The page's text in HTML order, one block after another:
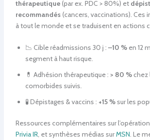
thérapeutique(par ex. PDC > 80%) et
recommandés (cancers, vaccinations). Ces
à tout le monde et se traduisent en actions
📉 Cible réadmissions 30 j : –10 %en 12
segment à haut risque.
💊 Adhésion thérapeutique : > 80 %chez
comorbides suivis.
🧪 Dépistages & vaccins : +15 %sur les
Ressources complémentaires sur
Privia IR, et synthèses médias surMSN. Le